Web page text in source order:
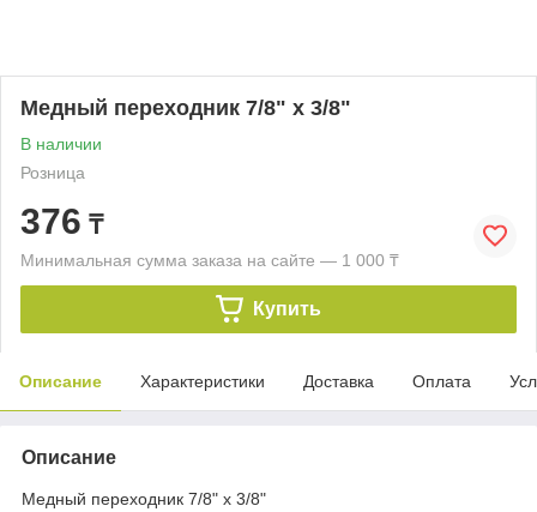
Медный переходник 7/8" х 3/8"
В наличии
Розница
376 ₸
Минимальная сумма заказа на сайте — 1 000 ₸
Купить
Описание Характеристики Доставка Оплата
Описание
Медный переходник 7/8" х 3/8"